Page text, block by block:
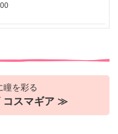
瞳を彩る
コスマギア ≫